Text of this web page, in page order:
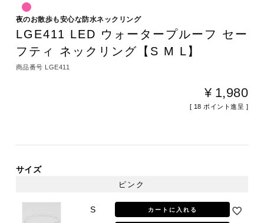
夜のお散歩も安心な防水ネックリング
LGE411 LED ウォータープルーフ セー
フティ ネックリング【S M L】
商品番号 LGE411
¥ 1,980
[ 18 ポイント進呈 ]
サイズ
ピンク
S カートに入れる